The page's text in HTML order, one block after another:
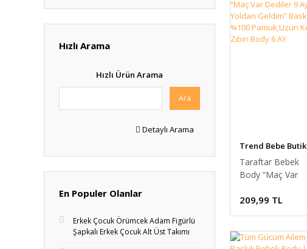
Hızlı Arama
Hızlı Ürün Arama
Ara
Detaylı Arama
En Populer Olanlar
Erkek Çocuk Örümcek Adam Figürlü
Şapkalı Erkek Çocuk Alt Üst Takımı
Trend Bebe Butik
Taraftar Bebek
Body “Maç Var
Yoldan Geldim”
Baskılı %100
Zıbın Body 6 AY
209,99 TL